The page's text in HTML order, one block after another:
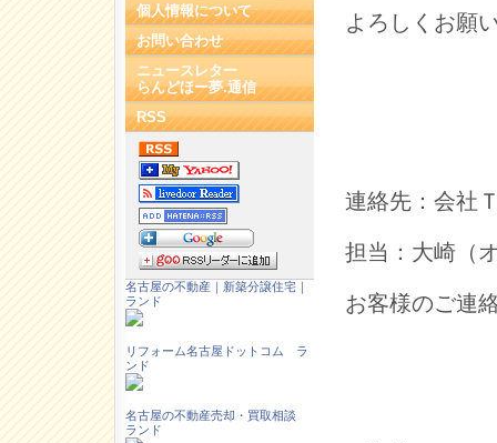
よろしくお願
連絡先：会社
担当：大崎（
お客様のご連
個人情報について
お問い合わせ
ニュースレター
らんどほー夢.通信
RSS
名古屋の不動産｜新築分譲住宅｜
ランド
リフォーム名古屋ドットコム ラ
ンド
名古屋の不動産売却・買取相談
ランド